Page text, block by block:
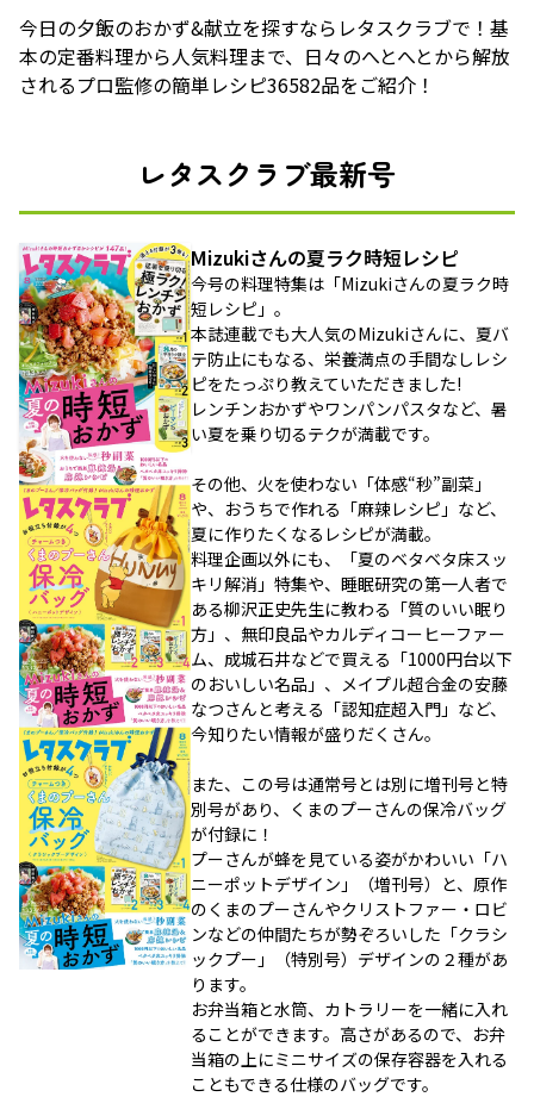
今日の夕飯のおかず&献立を探すならレタスクラブで！基
本の定番料理から人気料理まで、日々のへとへとから解放
されるプロ監修の簡単レシピ36582品をご紹介！
レタスクラブ最新号
Mizukiさんの夏ラク時短レシピ
今号の料理特集は「Mizukiさんの夏ラク時
短レシピ」。
本誌連載でも大人気のMizukiさんに、夏バ
テ防止にもなる、栄養満点の手間なしレシ
ピをたっぷり教えていただきました!
レンチンおかずやワンパンパスタなど、暑
い夏を乗り切るテクが満載です。
その他、火を使わない「体感“秒”副菜」
や、おうちで作れる「麻辣レシピ」など、
夏に作りたくなるレシピが満載。
料理企画以外にも、「夏のベタベタ床スッ
キリ解消」特集や、睡眠研究の第一人者で
ある柳沢正史先生に教わる「質のいい眠り
方」、無印良品やカルディコーヒーファー
ム、成城石井などで買える「1000円台以下
のおいしい名品」、メイプル超合金の安藤
なつさんと考える「認知症超入門」など、
今知りたい情報が盛りだくさん。
また、この号は通常号とは別に増刊号と特
別号があり、くまのプーさんの保冷バッグ
が付録に！
プーさんが蜂を見ている姿がかわいい「ハ
ニーポットデザイン」（増刊号）と、原作
のくまのプーさんやクリストファー・ロビ
ンなどの仲間たちが勢ぞろいした「クラシ
ックプー」（特別号）デザインの２種があ
ります。
お弁当箱と水筒、カトラリーを一緒に入れ
ることができます。高さがあるので、お弁
当箱の上にミニサイズの保存容器を入れる
こともできる仕様のバッグです。